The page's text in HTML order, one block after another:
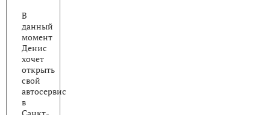
В
данный
момент
Денис
хочет
открыть
свой
автосервис
в